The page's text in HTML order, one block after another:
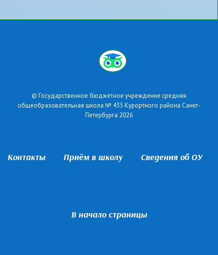
© Государственное бюджетное учреждение средняя
общеобразовательная школа № 435 Курортного района Санкт-
Петербурга 2026
Контакты Приём в школу Сведения об ОУ
В начало страницы